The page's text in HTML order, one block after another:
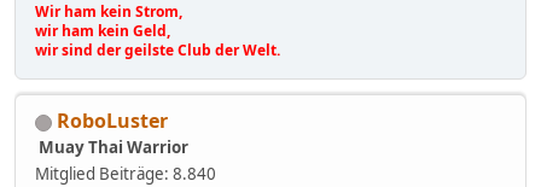
Wir ham kein Strom,
wir ham kein Geld,
wir sind der geilste Club der Welt.
RoboLuster
Muay Thai Warrior
Mitglied Beiträge: 8.840